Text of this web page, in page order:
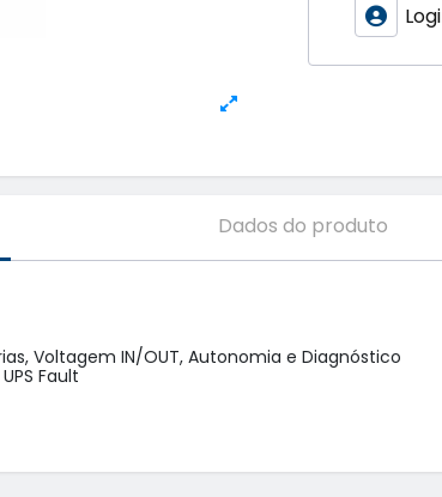
Dados do produto
Voltagem IN/OUT, Autonomia e Diagnóstico
Fault